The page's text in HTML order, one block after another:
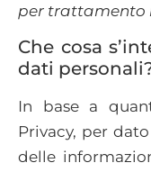
per trattamento
Che cosa
dati
In base a
Privacy, per
delle